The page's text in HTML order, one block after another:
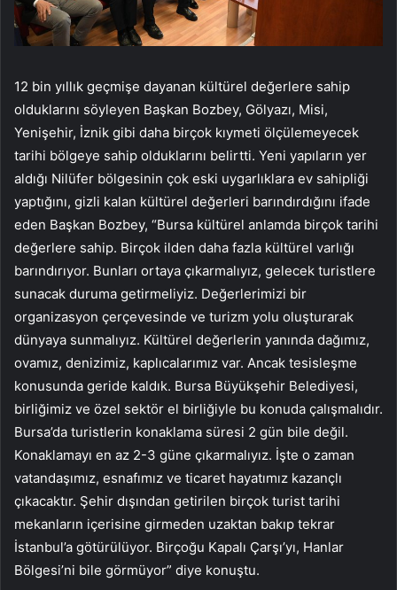
12 bin yıllık geçmişe dayanan kültürel değerlere sahip
olduklarını söyleyen Başkan Bozbey, Gölyazı, Misi,
Yenişehir, İznik gibi daha birçok kıymeti ölçülemeyecek
tarihi bölgeye sahip olduklarını belirtti. Yeni yapıların yer
aldığı Nilüfer bölgesinin çok eski uygarlıklara ev sahipliği
yaptığını, gizli kalan kültürel değerleri barındırdığını ifade
eden Başkan Bozbey, “Bursa kültürel anlamda birçok tarihi
değerlere sahip. Birçok ilden daha fazla kültürel varlığı
barındırıyor. Bunları ortaya çıkarmalıyız, gelecek turistlere
sunacak duruma getirmeliyiz. Değerlerimizi bir
organizasyon çerçevesinde ve turizm yolu oluşturarak
dünyaya sunmalıyız. Kültürel değerlerin yanında dağımız,
ovamız, denizimiz, kaplıcalarımız var. Ancak tesisleşme
konusunda geride kaldık. Bursa Büyükşehir Belediyesi,
birliğimiz ve özel sektör el birliğiyle bu konuda çalışmalıdır.
Bursa’da turistlerin konaklama süresi 2 gün bile değil.
Konaklamayı en az 2-3 güne çıkarmalıyız. İşte o zaman
vatandaşımız, esnafımız ve ticaret hayatımız kazançlı
çıkacaktır. Şehir dışından getirilen birçok turist tarihi
mekanların içerisine girmeden uzaktan bakıp tekrar
İstanbul’a götürülüyor. Birçoğu Kapalı Çarşı’yı, Hanlar
Bölgesi’ni bile görmüyor” diye konuştu.